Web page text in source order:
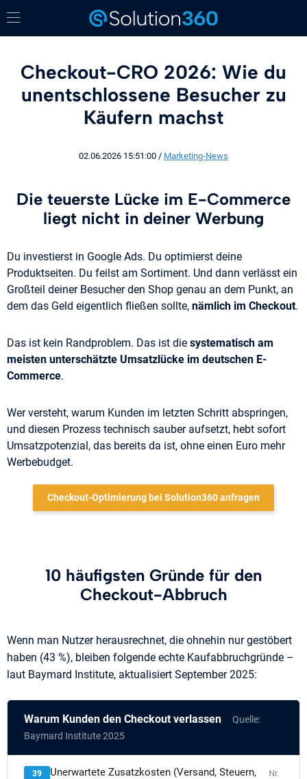
Checkout-CRO 2026: Wie du
unentschlossene Besucher zu
Käufern machst
02.06.2026 15:51:00 / Marketing-News
Die teuerste Lücke im E-Commerce
liegt nicht in deiner Werbung
Du investierst in Google Ads. Du optimierst deine
Produktseiten. Du feilst am Sortiment. Und dann verlässt ein
Großteil deiner Besucher den Shop genau an dem Punkt, an
dem das Geld eigentlich fließen sollte, nämlich im Checkout.
Das ist kein Randproblem. Das ist die systematisch am
meisten unterschätzte Umsatzlücke im deutschen E-
Commerce.
Wer versteht, warum Kunden im letzten Schritt abspringen,
und diesen Prozess technisch sauber aufsetzt, hebt sofort
Umsatzpotenzial, das bereits da ist, ohne einen Euro mehr
Werbebudget.
Checkout-Optimierung bei Solution360 anfragen
10 häufigsten Gründe für den
Checkout-Abbruch
Wenn man Nutzer herausrechnet, die ohnehin nur gestöbert
haben (43 %), bleiben folgende echte Kaufabbruchgründe –
laut Baymard Institute, aktualisiert September 2025:
Warum Kunden den Checkout verlassen
Quelle:
Baymard Institute 2025
39
Unerwartete Zusatzkosten (Versand, Steuern,
Nr.